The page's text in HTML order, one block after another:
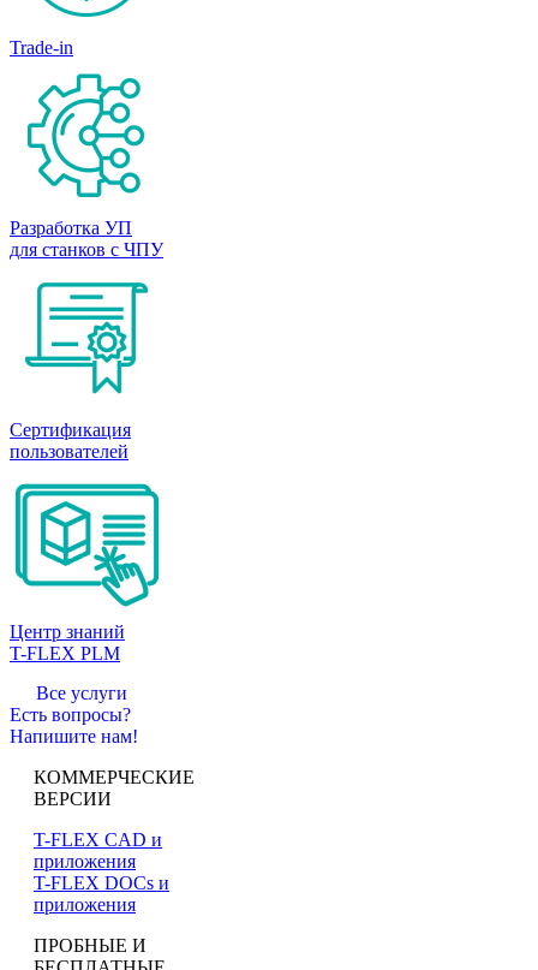
Trade-in
Разработка УП
для станков с ЧПУ
Сертификация
пользователей
Центр знаний
T-FLEX PLM
Все услуги
Есть вопросы?
Напишите нам!
КОММЕРЧЕСКИЕ
ВЕРСИИ
T-FLEX CAD и
приложения
T-FLEX DOCs и
приложения
ПРОБНЫЕ И